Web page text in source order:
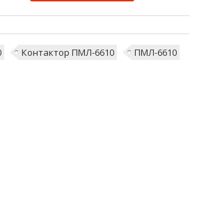
Контактор ПМЛ-6610 ПМЛ-6610